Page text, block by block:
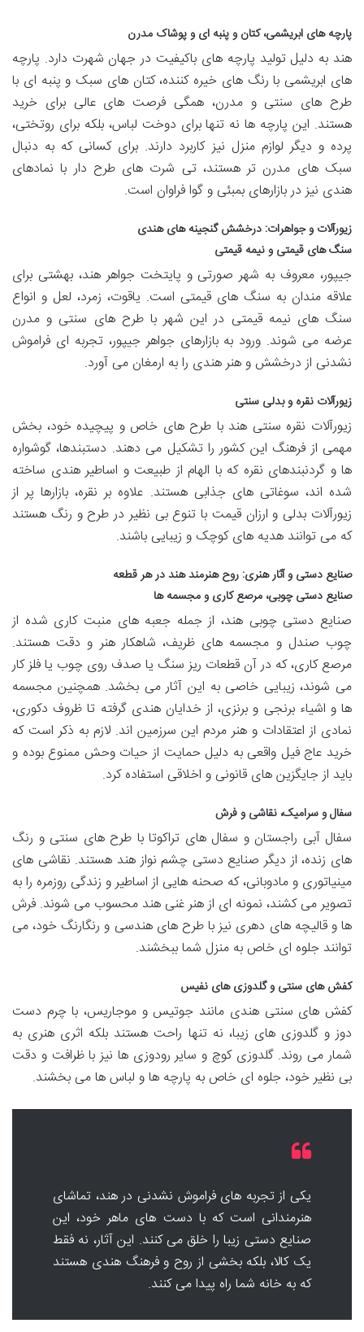
پارچه های ابریشمی، کتان و پنبه ای و پوشاک مدرن
هند به دلیل تولید پارچه های باکیفیت در جهان شهرت دارد. پارچه
های ابریشمی با رنگ های خیره کننده، کتان های سبک و پنبه ای با
طرح های سنتی و مدرن، همگی فرصت های عالی برای خرید
هستند. این پارچه ها نه تنها برای دوخت لباس، بلکه برای روتختی،
پرده و دیگر لوازم منزل نیز کاربرد دارند. برای کسانی که به دنبال
سبک های مدرن تر هستند، تی شرت های طرح دار با نمادهای
هندی نیز در بازارهای بمبئی و گوا فراوان است.
زیورآلات و جواهرات: درخشش گنجینه های هندی
سنگ های قیمتی و نیمه قیمتی
جیپور، معروف به شهر صورتی و پایتخت جواهر هند، بهشتی برای
علاقه مندان به سنگ های قیمتی است. یاقوت، زمرد، لعل و انواع
سنگ های نیمه قیمتی در این شهر با طرح های سنتی و مدرن
عرضه می شوند. ورود به بازارهای جواهر جیپور، تجربه ای فراموش
نشدنی از درخشش و هنر هندی را به ارمغان می آورد.
زیورآلات نقره و بدلی سنتی
زیورآلات نقره سنتی هند با طرح های خاص و پیچیده خود، بخش
مهمی از فرهنگ این کشور را تشکیل می دهند. دستبندها، گوشواره
ها و گردنبندهای نقره که با الهام از طبیعت و اساطیر هندی ساخته
شده اند، سوغاتی های جذابی هستند. علاوه بر نقره، بازارها پر از
زیورآلات بدلی و ارزان قیمت با تنوع بی نظیر در طرح و رنگ هستند
که می توانند هدیه های کوچک و زیبایی باشند.
صنایع دستی و آثار هنری: روح هنرمند هند در هر قطعه
صنایع دستی چوبی، مرصع کاری و مجسمه ها
صنایع دستی چوبی هند، از جمله جعبه های منبت کاری شده از
چوب صندل و مجسمه های ظریف، شاهکار هنر و دقت هستند.
مرصع کاری، که در آن قطعات ریز سنگ یا صدف روی چوب یا فلز کار
می شوند، زیبایی خاصی به این آثار می بخشد. همچنین مجسمه
ها و اشیاء برنجی و برنزی، از خدایان هندی گرفته تا ظروف دکوری،
نمادی از اعتقادات و هنر مردم این سرزمین اند. لازم به ذکر است که
خرید عاج فیل واقعی به دلیل حمایت از حیات وحش ممنوع بوده و
باید از جایگزین های قانونی و اخلاقی استفاده کرد.
سفال و سرامیک، نقاشی و فرش
سفال آبی راجستان و سفال های تراکوتا با طرح های سنتی و رنگ
های زنده، از دیگر صنایع دستی چشم نواز هند هستند. نقاشی های
مینیاتوری و مادوبانی، که صحنه هایی از اساطیر و زندگی روزمره را به
تصویر می کشند، نمونه ای از هنر غنی هند محسوب می شوند. فرش
ها و قالیچه های دهری نیز با طرح های هندسی و رنگارنگ خود، می
توانند جلوه ای خاص به منزل شما ببخشند.
کفش های سنتی و گلدوزی های نفیس
کفش های سنتی هندی مانند جوتیس و موجاریس، با چرم دست
دوز و گلدوزی های زیبا، نه تنها راحت هستند بلکه اثری هنری به
شمار می روند. گلدوزی کوچ و سایر رودوزی ها نیز با ظرافت و دقت
بی نظیر خود، جلوه ای خاص به پارچه ها و لباس ها می بخشند.
یکی از تجربه های فراموش نشدنی در هند، تماشای
هنرمندانی است که با دست های ماهر خود، این
صنایع دستی زیبا را خلق می کنند. این آثار، نه فقط
یک کالا، بلکه بخشی از روح و فرهنگ هندی هستند
که به خانه شما راه پیدا می کنند.